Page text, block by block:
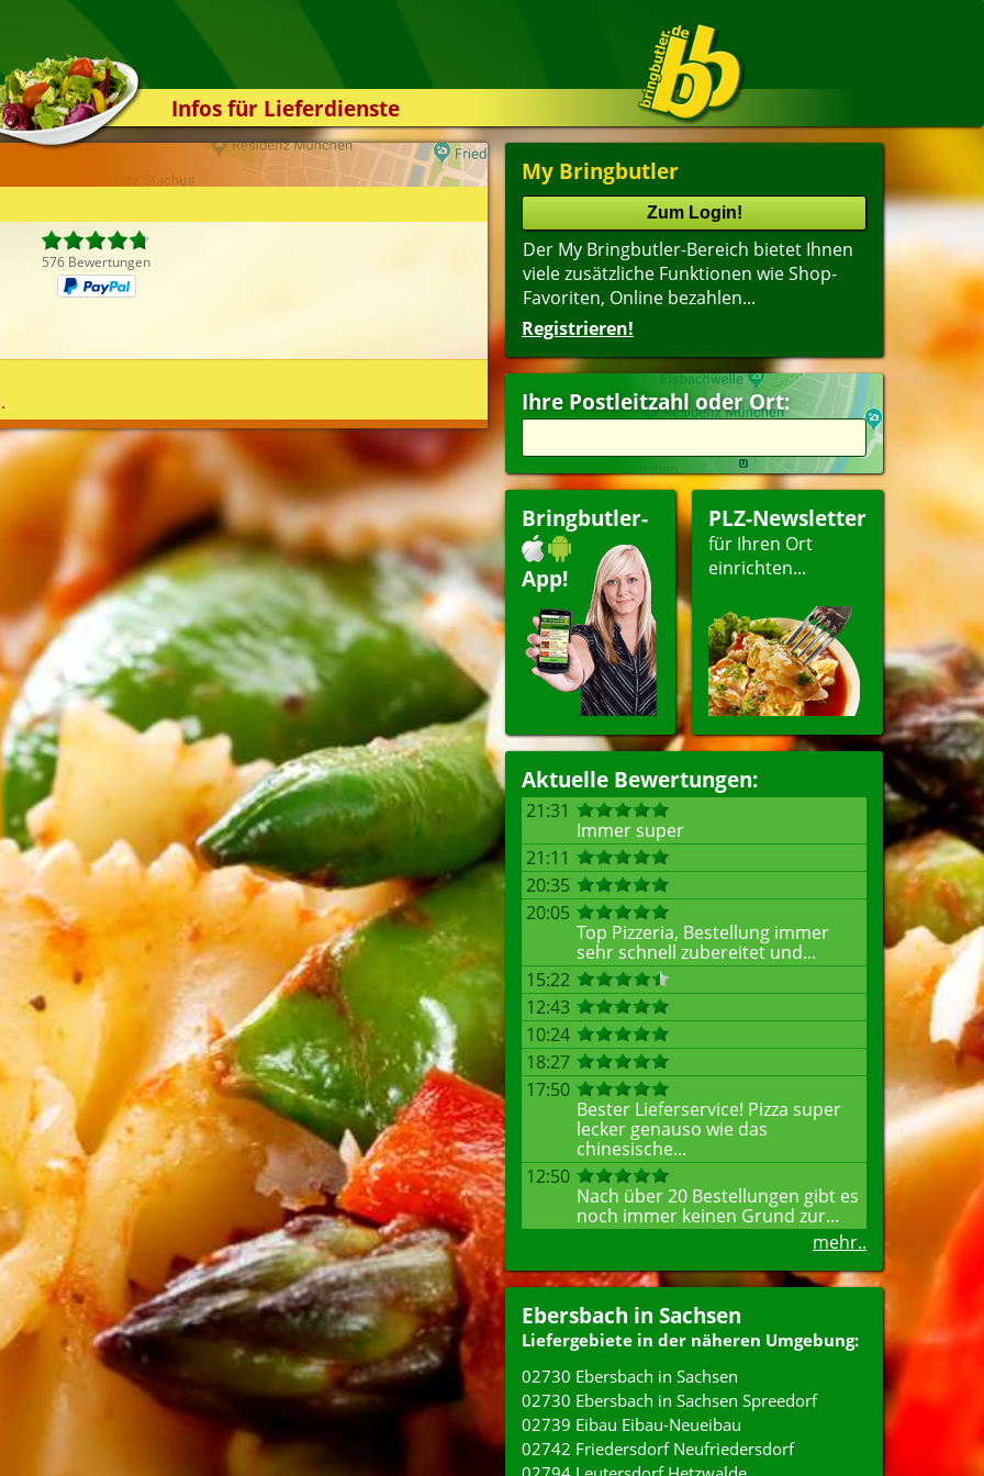
Infos für Lieferdienste
Kassensystem
Zuverlässigkeit
Styles
Kontakt
My Bringbutler
Der My Bringbutler-Bereich bietet Ihnen
viele zusätzliche Funktionen wie Shop-
Favoriten, Online bezahlen...
Registrieren!
Ihre Postleitzahl oder Ort:
Bringbutler-
App!
PLZ-Newsletter
für Ihren Ort
einrichten...
Aktuelle Bewertungen:
21:31
Immer super
21:11
20:35
20:05
Top Pizzeria, Bestellung immer
sehr schnell zubereitet und...
15:22
12:43
10:24
18:27
17:50
Bester Lieferservice! Pizza super
lecker genauso wie das
chinesische...
12:50
Nach über 20 Bestellungen gibt es
noch immer keinen Grund zur...
mehr..
Ebersbach in Sachsen
Liefergebiete in der näheren Umgebung:
02730 Ebersbach in Sachsen
02730 Ebersbach in Sachsen Spreedorf
02739 Eibau Eibau-Neueibau
02742 Friedersdorf Neufriedersdorf
576 Bewertungen